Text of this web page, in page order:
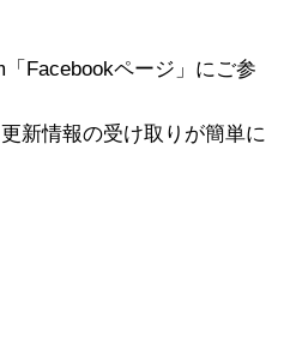
Facebookページ」にご参
新情報の受け取りが簡単に